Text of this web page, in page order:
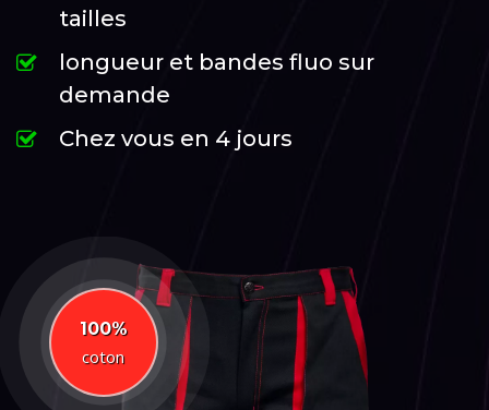
tailles
longueur et bandes fluo sur
demande
Chez vous en 4 jours
100%
coton